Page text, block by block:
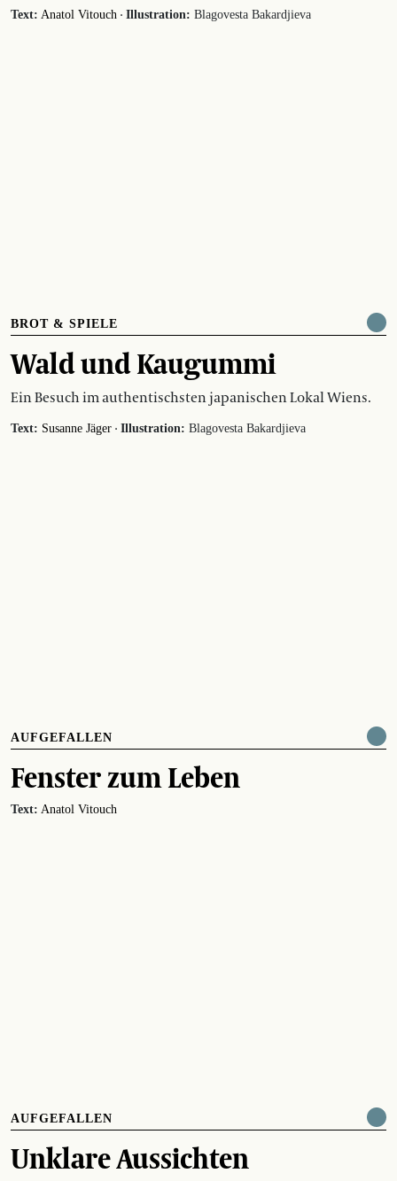
Text: Anatol Vitouch · Illustration: Blagovesta Bakardjieva
BROT & SPIELE
Wald und Kaugummi
Ein Besuch im authentischsten japanischen Lokal Wiens.
Text: Susanne Jäger · Illustration: Blagovesta Bakardjieva
AUFGEFALLEN
Fenster zum Leben
Text: Anatol Vitouch
AUFGEFALLEN
Unklare Aussichten